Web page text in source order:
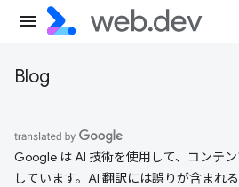
Blog
Google は AI 技術を使用して、コンテ
しています。AI 翻訳には誤りが含まれる